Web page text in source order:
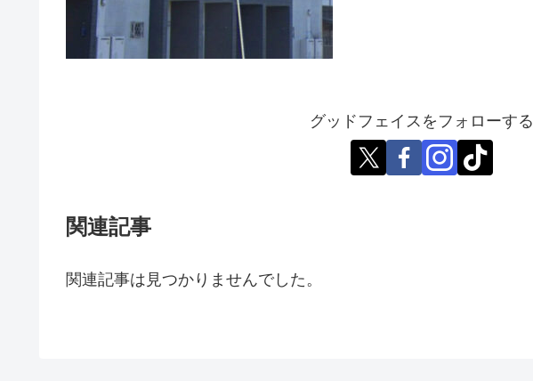
グッドフェイスをフォローする
関連記事
関連記事は見つかりませんでした。